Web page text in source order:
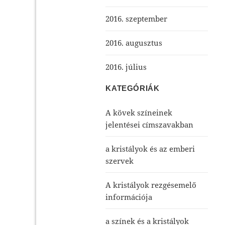
2016. szeptember
2016. augusztus
2016. július
KATEGÓRIÁK
A kövek színeinek
jelentései címszavakban
a kristályok és az emberi
szervek
A kristályok rezgésemelő
információja
a színek és a kristályok